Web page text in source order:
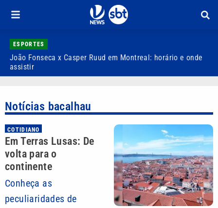
ESPORTES
João Fonseca x Casper Ruud em Montreal: horário e onde
assistir
Notícias bacalhau
COTIDIANO
Em Terras Lusas: De
volta para o
continente
Conheça as
peculiaridades de